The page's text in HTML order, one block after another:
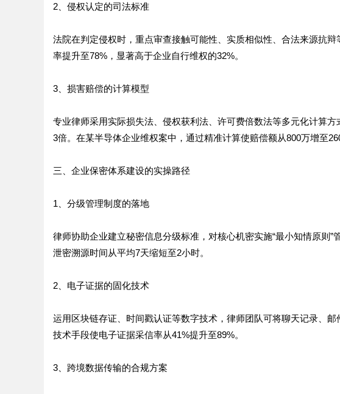
2、侵权认定的司法标准
法院在判定侵权时，重点审查接触可能性、实质相似性、合法来源抗
率提升至78%，显著高于企业自行维权的32%。
3、损害赔偿的计算模型
专业律师采用实际损失法、侵权获利法、许可费倍数法等多元化计算
3倍。在某半导体企业维权案中，通过精准计算使赔偿额从800万增至
三、企业保密体系建设的实操路径
1、分级管理制度的落地
律师协助企业建立秘密信息分级标准，对核心机密实施“最小知情原则
泄密溯源时间从平均7天缩短至2小时。
2、电子证据的固化技术
运用区块链存证、时间戳认证等数字技术，律师团队可将聊天记录、
技术手段使电子证据采信率从41%提升至89%。
3、跨境数据传输的合规方案